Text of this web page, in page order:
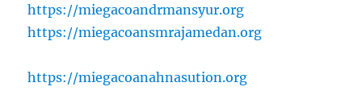
https://miegacoandrmansyur.org
https://miegacoansmrajamedan.org
https://miegacoanahnasution.org